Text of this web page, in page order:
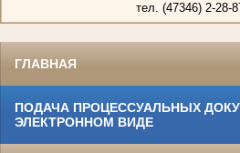
тел. (47346) 2-28-
ГЛАВНАЯ
ПОДАЧА ПРОЦЕССУАЛЬНЫХ
ЭЛЕКТРОННОМ ВИДЕ